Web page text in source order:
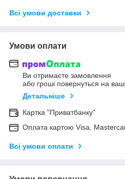
Всі умови доставки
Умови оплати
Ви отримаєте замовлення
або гроші повернуться на
Детальніше
Картка "Приватбанку"
Оплата картою Visa,
Всі умови оплати